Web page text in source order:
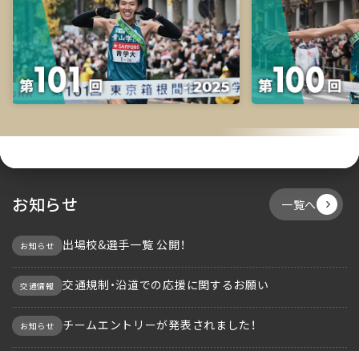
お知らせ 一覧へ
お知らせ 出場校&選手一覧 公開！
交通情報 交通規制・沿道での応援に関するお願い
お知らせ チームエントリーが発表されました！